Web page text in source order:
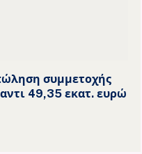
συμμετοχής
49,35 εκατ. ευρώ